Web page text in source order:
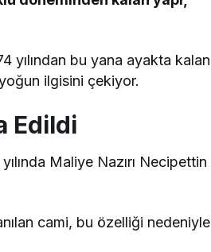
yılından bu yana ayakta kalan
ilgisini çekiyor.
Edildi
Maliye Nazırı Necipettin
cami, bu özelliği nedeniyle